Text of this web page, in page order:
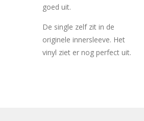
goed uit.
De single zelf zit in de
originele innersleeve. Het
vinyl ziet er nog perfect uit.